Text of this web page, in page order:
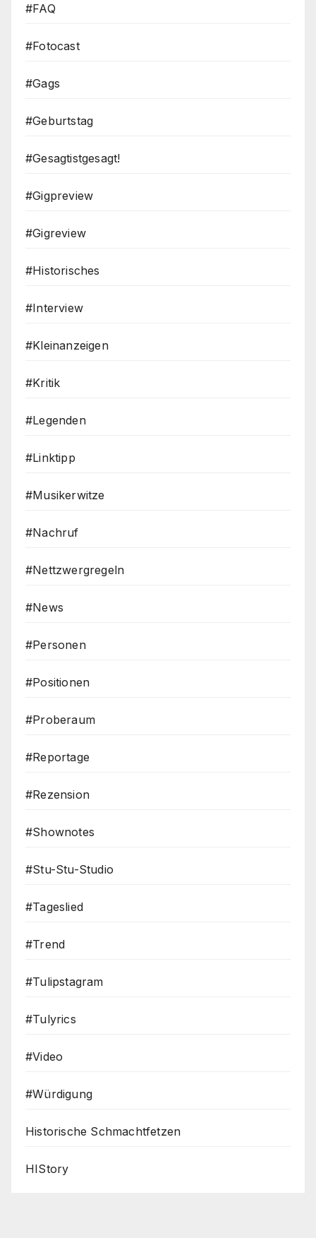
#FAQ
#Fotocast
#Gags
#Geburtstag
#Gesagtistgesagt!
#Gigpreview
#Gigreview
#Historisches
#Interview
#Kleinanzeigen
#Kritik
#Legenden
#Linktipp
#Musikerwitze
#Nachruf
#Nettzwergregeln
#News
#Personen
#Positionen
#Proberaum
#Reportage
#Rezension
#Shownotes
#Stu-Stu-Studio
#Tageslied
#Trend
#Tulipstagram
#Tulyrics
#Video
#Würdigung
Historische Schmachtfetzen
HIStory